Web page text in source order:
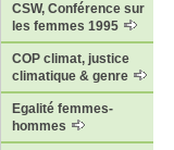
CSW, Conférence sur
les femmes 1995
COP climat, justice
climatique & genre
Egalité femmes-
hommes